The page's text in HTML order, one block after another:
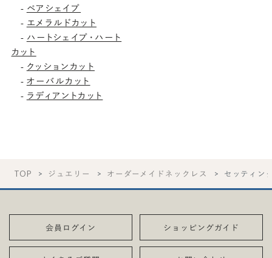
- ペアシェイプ
- エメラルドカット
- ハートシェイプ・ハート
カット
- クッションカット
- オーバルカット
- ラディアントカット
TOP ジュエリー オーダーメイドネックレス セッティン
会員ログイン ショッピングガイド